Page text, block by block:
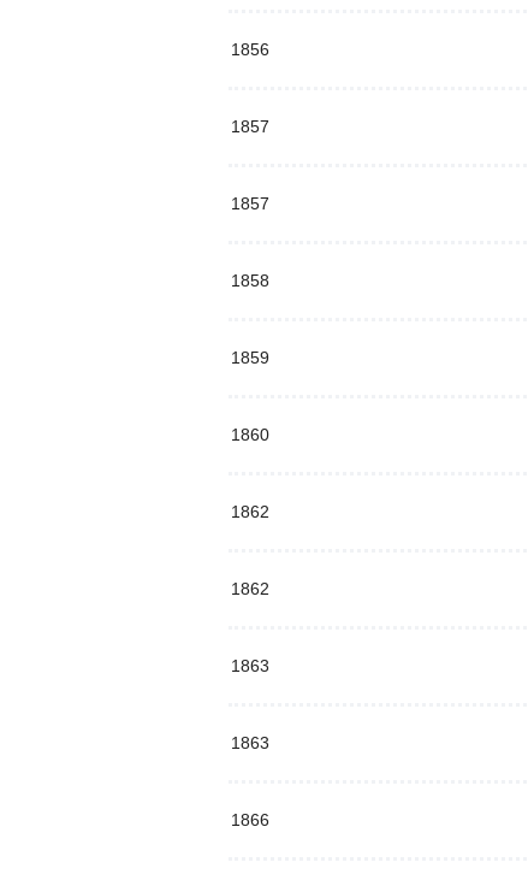
1856
1857
1857
1858
1859
1860
1862
1862
1863
1863
1866